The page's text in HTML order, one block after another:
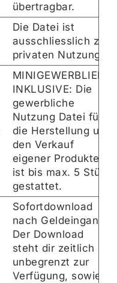
übertragbar.
Die Datei ist
ausschliesslich zur
privaten Nutzung.
MINIGEWERBLIENZ
INKLUSIVE: Die
gewerbliche
Nutzung Datei für
die Herstellung und
den Verkauf
eigener Produkte
ist bis max. 5 Stück
gestattet.
Sofortdownload
nach Geldeingang
Der Download
steht dir zeitlich
unbegrenzt zur
Verfügung, sowie